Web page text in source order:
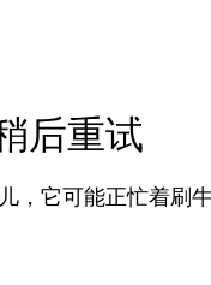
后重试
，它可能正忙着刷